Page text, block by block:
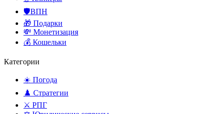
🛡️ВПН
🎁 Подарки
💸 Монетизация
💰 Кошельки
Категории
☀️ Погода
♟️ Стратегии
⚔️ РПГ